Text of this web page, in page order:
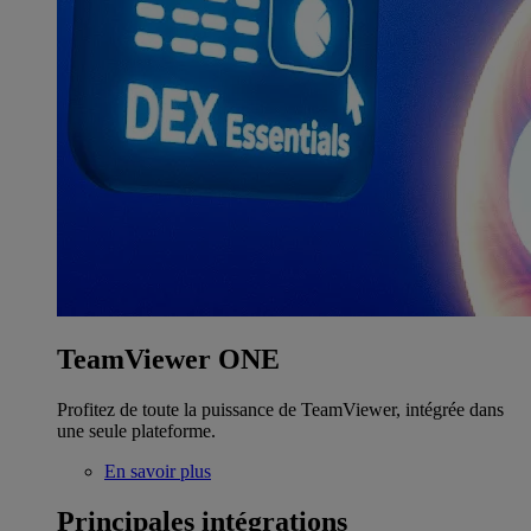
TeamViewer ONE
Profitez de toute la puissance de TeamViewer, intégrée dans
une seule plateforme.
En savoir plus
Principales intégrations